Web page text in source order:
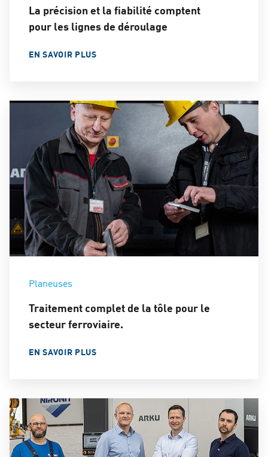
La précision et la fiabilité comptent
pour les lignes de déroulage
EN SAVOIR PLUS
Planeuses
Traitement complet de la tôle pour le
secteur ferroviaire.
EN SAVOIR PLUS